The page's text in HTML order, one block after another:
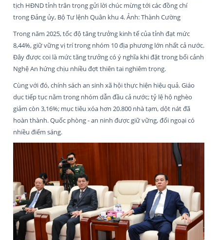
tịch HĐND tỉnh trân trọng gửi lời chúc mừng tới các đồng chí
trong Đảng ủy, Bộ Tư lệnh Quân khu 4. Ảnh: Thành Cường
Trong năm 2025, tốc độ tăng trưởng kinh tế của tỉnh đạt mức
8,44%, giữ vững vị trí trong nhóm 10 địa phương lớn nhất cả nước.
Đây được coi là mức tăng trưởng có ý nghĩa khi đặt trong bối cảnh
Nghệ An hứng chịu nhiều đợt thiên tai nghiêm trọng.
Cùng với đó, chính sách an sinh xã hội thực hiện hiệu quả. Giáo
dục tiếp tục nằm trong nhóm dẫn đầu cả nước; tỷ lệ hộ nghèo
giảm còn 3,16%; mục tiêu xóa hơn 20.800 nhà tạm, dột nát đã
hoàn thành. Quốc phòng - an ninh được giữ vững, đối ngoại có
nhiều điểm sáng.